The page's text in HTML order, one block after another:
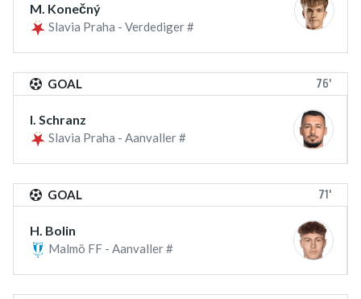
M. Konečný
Slavia Praha - Verdediger #
GOAL 76'
I. Schranz
Slavia Praha - Aanvaller #
GOAL 71'
H. Bolin
Malmö FF - Aanvaller #